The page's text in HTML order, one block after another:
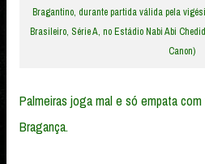
Bragantino, durante partida válida pela
Brasileiro, Série A, no Estádio Nabi Abi
Canon)
Palmeiras joga mal e só empata
Bragança.